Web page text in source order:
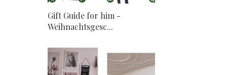
Gift Guide for him -
Weihnachtsgesc...